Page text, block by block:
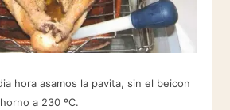
hora asamos la pavita, sin el beicon
a 230 ºC.